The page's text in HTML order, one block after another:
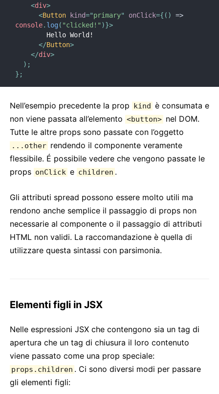
<div>
<Button kind="primary" onClick={ ( )
=>
console. log( "clicked!" )}>
        Hello World!
</Button>
</div>
) ;
} ;
Nell’esempio precedente la prop kind è consumata e
non viene passata all’elemento <button> nel DOM.
Tutte le altre props sono passate con l’oggetto
...other rendendo il componente veramente
flessibile. É possibile vedere che vengono passate le
props onClick e children .
Gli attributi spread possono essere molto utili ma
rendono anche semplice il passaggio di props non
necessarie al componente o il passaggio di attributi
HTML non validi. La raccomandazione è quella di
utilizzare questa sintassi con parsimonia.
Elementi figli in JSX
Nelle espressioni JSX che contengono sia un tag di
apertura che un tag di chiusura il loro contenuto
viene passato come una prop speciale:
props.children . Ci sono diversi modi per passare
gli elementi figli: